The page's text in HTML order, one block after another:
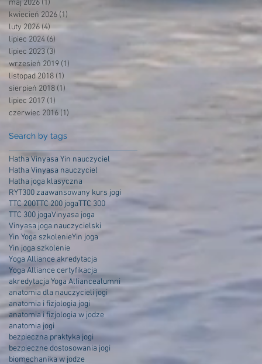
maj 2026 (1)
kwiecień 2026 (1)
luty 2026 (4) 4 posty
lipiec 2024 (6)
lipiec 2023 (3)
wrzesień 2019 (1)
listopad 2018 (1) 1 post
sierpień 2018 (1) 1 post
lipiec 2017 (1)
czerwiec 2016 (1)
Search by tags
Hatha Vinyasa Yin nauczyciel
Hatha Vinyasa nauczyciel
Hatha joga klasyczna
RYT300 zaawansowany kurs jogi
TTC 200TTC 200 jogaTTC 300
TTC 300 jogaVinyasa joga
Vinyasa joga nauczycielski
Yin Yoga szkolenieYin joga
Yin joga szkolenie
Yoga Alliance akredytacja
Yoga Alliance certyfikacja
akredytacja Yoga Alliancealumni
anatomia dla nauczycieli jogi
anatomia i fizjologia jogi
anatomia i fizjologia w jodze
anatomia jogi
bezpieczna praktyka jogi
bezpieczne dostosowania jogi
biomechanika w jodze